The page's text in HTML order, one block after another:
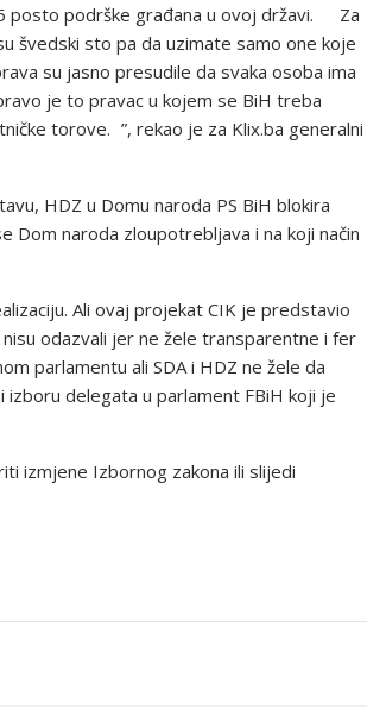
posto podrške građana u ovoj državi. Za
švedski sto pa da uzimate samo one koje
su jasno presudile da svaka osoba ima
je to pravac u kojem se BiH treba
torove. ”, rekao je za Klix.ba generalni
HDZ u Domu naroda PS BiH blokira
Dom naroda zloupotrebljava i na koji način
Ali ovaj projekat CIK je predstavio
odazvali jer ne žele transparentne i fer
parlamentu ali SDA i HDZ ne žele da
izboru delegata u parlament FBiH koji je
izmjene Izbornog zakona ili slijedi